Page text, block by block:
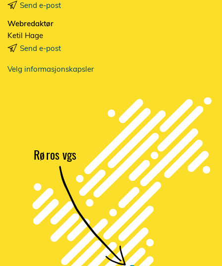
Send e-post
Webredaktør
Ketil Hage
Send e-post
Velg informasjonskapsler
Røros vgs